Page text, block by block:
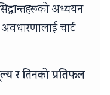
अध्ययन
चार्ट
र तिनको प्रतिफल